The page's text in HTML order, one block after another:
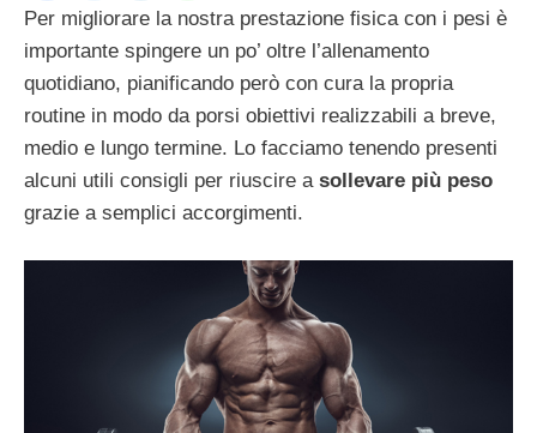
Per migliorare la nostra prestazione fisica con i pesi è
importante spingere un po’ oltre l’allenamento
quotidiano, pianificando però con cura la propria
routine in modo da porsi obiettivi realizzabili a breve,
medio e lungo termine. Lo facciamo tenendo presenti
alcuni utili consigli per riuscire a sollevare più peso
grazie a semplici accorgimenti.